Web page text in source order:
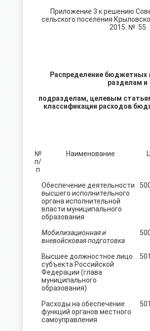
Приложение 3 к решению
сельского поселения
2015. № 55
Распределение бюджетных
разделам и
подразделам, целевым
классификации расходов
№
п/
п
Наименование
Обеспечение деятельности
высшего исполнительного
органа исполнительной
власти муниципального
образования
Мобилизационная и
вневойсковая подготовка
Высшее должностное лицо
субъекта Российской
Федерации (глава
муниципального
образования)
Расходы на обеспечение
функций органов местного
самоуправления